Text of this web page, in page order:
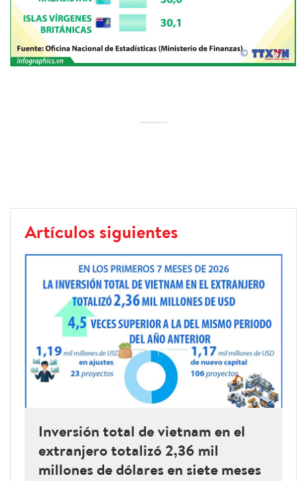
Artículos siguientes
Inversión total de vietnam en el
extranjero totalizó 2,36 mil
millones de dólares en siete meses